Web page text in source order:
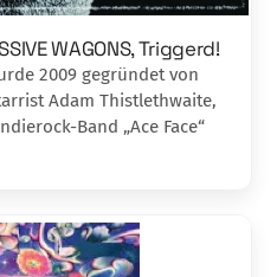
WAGONS, Triggerd!
2009 gegründet von
Adam Thistlethwaite,
Band „Ace Face“